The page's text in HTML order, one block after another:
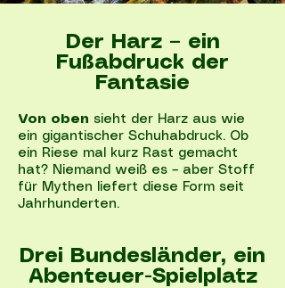
Der Harz – ein
Fußabdruck der
Fantasie
Von oben sieht der Harz aus wie
ein gigantischer Schuhabdruck. Ob
ein Riese mal kurz Rast gemacht
hat? Niemand weiß es – aber Stoff
für Mythen liefert diese Form seit
Jahrhunderten.
Drei Bundesländer, ein
Abenteuer-Spielplatz